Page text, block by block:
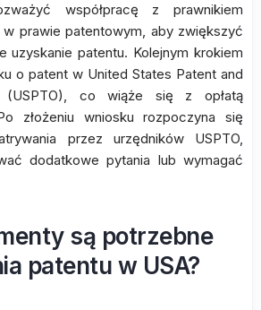
współpracę z prawnikiem
prawie patentowym, aby zwiększyć
uzyskanie patentu. Kolejnym krokiem
o patent w United States Patent and
(USPTO), co wiąże się z opłatą
złożeniu wniosku rozpoczyna się
przez urzędników USPTO,
dodatkowe pytania lub wymagać
są potrzebne
patentu w USA?